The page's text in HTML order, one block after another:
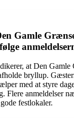
Gamle
at Den Gamle
bryllup.
med at styre
Flere anmeldelser
festlokaler.